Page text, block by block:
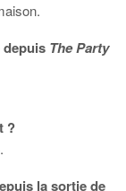
The Party
?
la sortie de